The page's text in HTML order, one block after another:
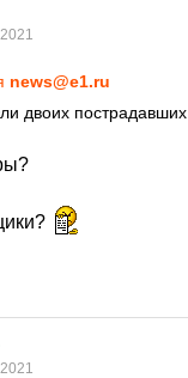
news@e1.ru
двоих пострадавших